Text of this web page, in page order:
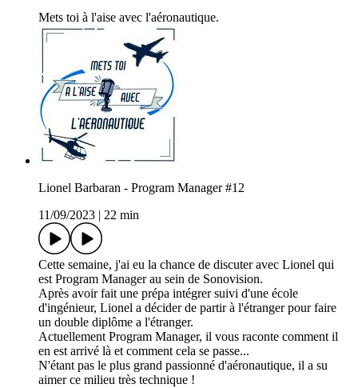
Mets toi à l'aise avec l'aéronautique.
Lionel Barbaran - Program Manager #12
11/09/2023
22 min
Cette semaine, j'ai eu la chance de discuter avec Lionel qui
est Program Manager au sein de Sonovision.
Après avoir fait une prépa intégrer suivi d'une école
d'ingénieur, Lionel a décider de partir à l'étranger pour faire
un double diplôme a l'étranger.
Actuellement Program Manager, il vous raconte comment il
en est arrivé là et comment cela se passe...
N'étant pas le plus grand passionné d'aéronautique, il a su
aimer ce milieu très technique !